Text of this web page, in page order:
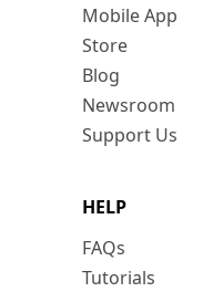
Mobile App
Store
Blog
Newsroom
Support Us
HELP
FAQs
Tutorials